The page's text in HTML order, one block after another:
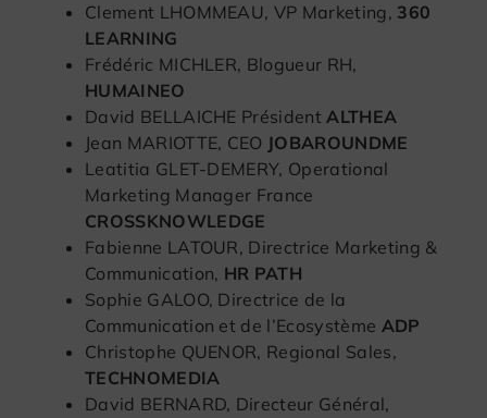
Clement LHOMMEAU, VP Marketing, 360
LEARNING
Frédéric MICHLER, Blogueur RH,
HUMAINEO
David BELLAICHE PrésidentALTHEA
Jean MARIOTTE, CEO JOBAROUNDME
Leatitia GLET-DEMERY, Operational
Marketing Manager France
CROSSKNOWLEDGE
Fabienne LATOUR, Directrice Marketing &
Communication, HR PATH
Sophie GALOO, Directrice de la
Communication et de l’Ecosystème ADP
Christophe QUENOR, Regional Sales,
TECHNOMEDIA
David BERNARD, Directeur Général,